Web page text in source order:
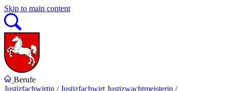
Skip to main content
Berufe
Justizfachwirtin / Justizfachwirt Justizwachtmeisterin /